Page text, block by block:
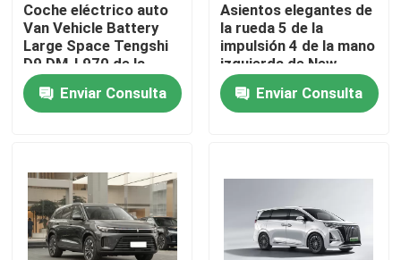
Control de Calidad
Contacto
Todos los casos
Solicitar una cotización
Coche eléctrico auto
Van Vehicle Battery
Large Space Tengshi
D9 DM-I 970 de la
familia MPV
Enviar Consulta
Asientos elegantes de
la rueda 5 de la
impulsión 4 de la mano
izquierda de New
Energy del vehículo del
coche eléctrico de
BYD mini MPV
Enviar Consulta